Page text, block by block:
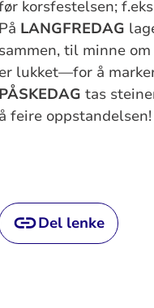
korsfestelsen;
På LANGFREDAG
sammen, til minne
er lukket—for å
PÅSKEDAG tas
å feire oppstandelsen!
Del lenke